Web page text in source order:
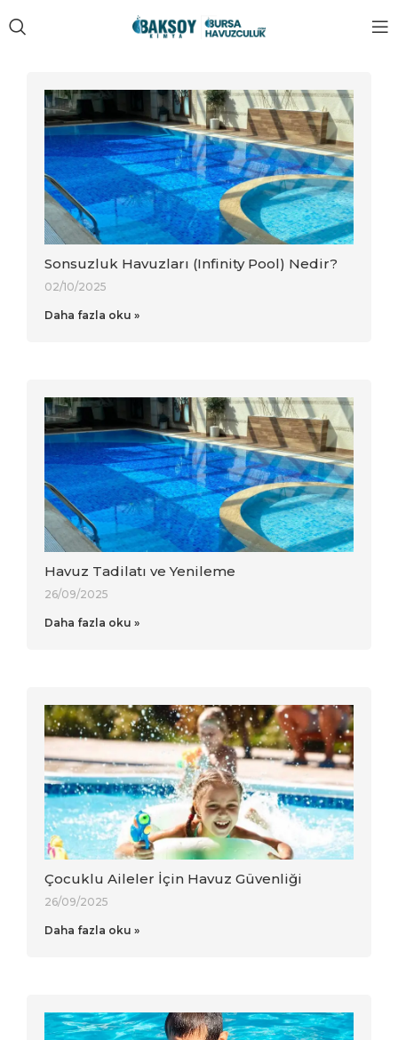
Sonsuzluk Havuzları (Infinity Pool) Nedir?
02/10/2025
Daha fazla oku »
Havuz Tadilatı ve Yenileme
26/09/2025
Daha fazla oku »
Çocuklu Aileler İçin Havuz Güvenliği
26/09/2025
Daha fazla oku »